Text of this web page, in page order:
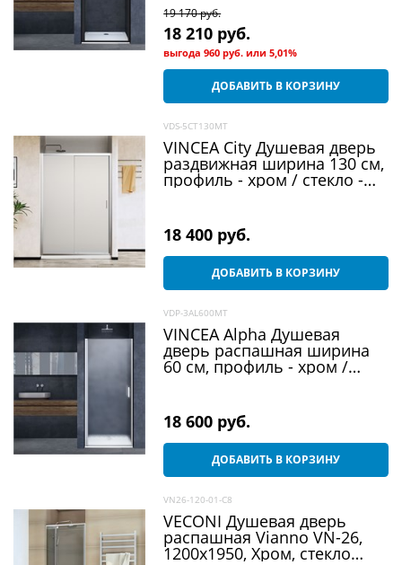
19 170 руб.
18 210 руб.
выгода960 руб. или5,01%
ДОБАВИТЬ В КОРЗИНУ
VDS-5CT130MT
VINCEA City Душевая дверь
раздвижная ширина 130 см,
профиль - хром / стекло -
18 400 руб.
ДОБАВИТЬ В КОРЗИНУ
VDP-3AL600MT
VINCEA Alpha Душевая
дверь распашная ширина
60 см, профиль - хром /
18 600 руб.
ДОБАВИТЬ В КОРЗИНУ
VN26-120-01-C8
VECONI Душевая дверь
распашная Vianno VN-26,
1200x1950, Хром, стекло